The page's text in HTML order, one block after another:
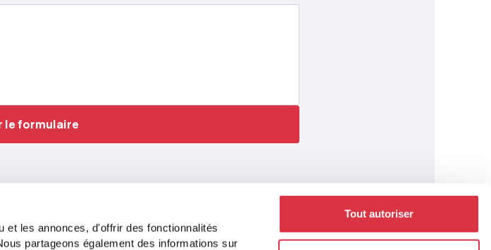
et les annonces, d'offrir des fonctionnalités
partageons également des informations sur
Tout autoriser
le formulaire